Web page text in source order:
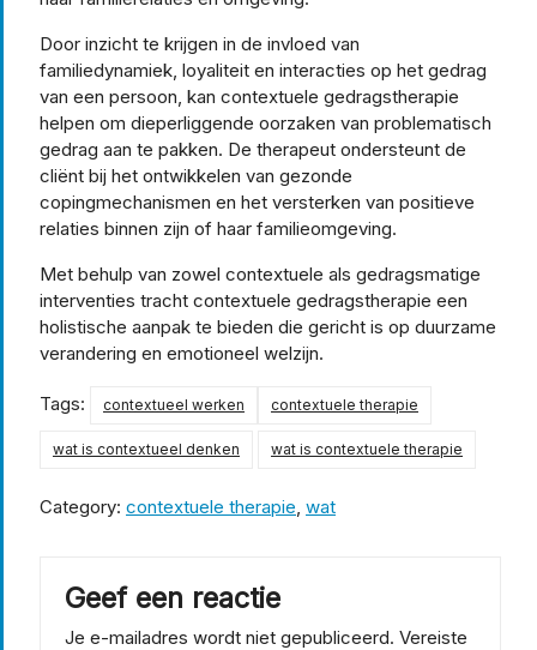
Door inzicht te krijgen in de invloed van
familiedynamiek, loyaliteit en interacties op het gedrag
van een persoon, kan contextuele gedragstherapie
helpen om dieperliggende oorzaken van problematisch
gedrag aan te pakken. De therapeut ondersteunt de
cliënt bij het ontwikkelen van gezonde
copingmechanismen en het versterken van positieve
relaties binnen zijn of haar familieomgeving.
Met behulp van zowel contextuele als gedragsmatige
interventies tracht contextuele gedragstherapie een
holistische aanpak te bieden die gericht is op duurzame
verandering en emotioneel welzijn.
Tags: contextueel werken contextuele therapie
wat is contextueel denken wat is contextuele therapie
Category: contextuele therapie wat
Geef een reactie
Je e-mailadres wordt niet gepubliceerd. Vereiste